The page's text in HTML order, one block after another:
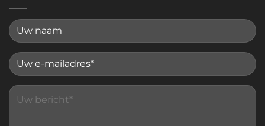
Please leave this field empty.